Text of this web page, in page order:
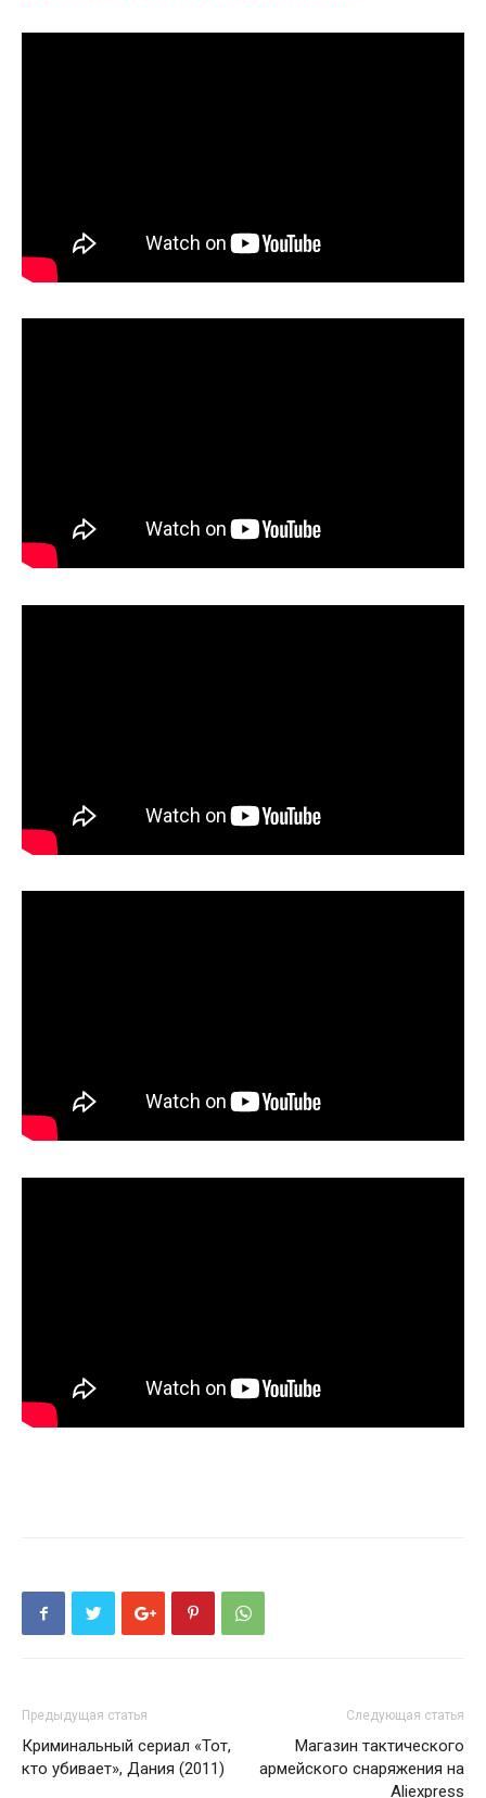
Предыдущая статья
Криминальный сериал «Тот,
кто убивает», Дания (2011)
Следующая статья
Магазин тактического
армейского снаряжения на
Aliexpress